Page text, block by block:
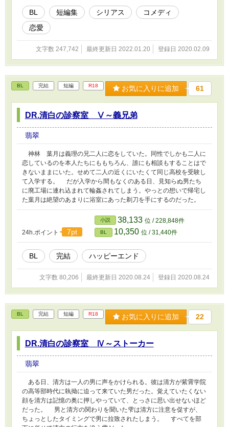
BL 短編集 シリアス
コメディ
恋愛
文字数 247,742 最終更新日 2022.01.20 登録日 2020.02.09
BL 完結 短編 R18 お気に入りに追加 61
DR.清白の診察室 Ⅴ～義兄弟
翡翠
神林 葉月は義理の兄二人に恋をしていた。同性でしかも二人に
恋しているのを本人たちにももちろん、誰にも相談もすることはで
きないままにいた。せめて二人の近くにいたくて同じ高校を受験し
て入学する。 だが入学から間もなくのある日、見知らぬ男たち
に廃工場に連れ込まれて輪姦されてしまう。やっとの想いで帰宅し
た葉月は絶望のあまりに浴室にあった剃刀を手にするのだった。
24h.ポイント 7pt
小説 38,133 位 / 228,848件
BL 10,350 位 / 31,440件
BL 完結 ハッピーエンド
文字数 80,206 最終更新日 2020.08.24 登録日 2020.08.24
BL 完結 短編 R18 お気に入りに追加 22
DR.清白の診察室 Ⅳ～ストーカー
翡翠
ある日、清方は一人の男に声をかけられる。彼は清方が紫霄学院
の高等部時代に執拗に迫って来ていた男だった。覚えていたくない
顔を清方は記憶の奥に押しやっていて、とっさに思い出せないほど
だった。 男と清方の関わりを聞いた雫は清方に注意を促すが、
ちょっとしたタイミングで男に拉致されたしまう。 すべてを部